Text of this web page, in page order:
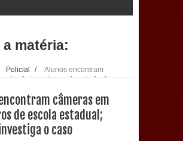
com a saúde bucal em Marí
PDT da Paraíba faz reunião
a matéria:
Policial /
Alunos encontram
banheiros de escola estadual;
câmeras em
de escola estadual;
o caso